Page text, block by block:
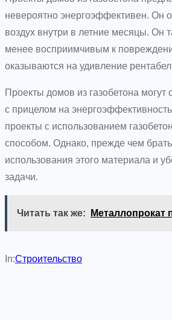
невероятно энергоэффективен. Он
воздух внутри в летние месяцы. Он
менее восприимчивым к
оказываются на удивление
Проекты домов из газобетона могут
с прицелом на
проекты с использованием
способом. Однако, прежде чем
использования этого материала и
задачи.
Читать так же: Металлопрокат
In:Строительство